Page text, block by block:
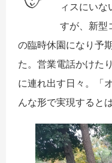
ィスにい
すが、新型
の臨時休園になり予
た。営業電話かけた
に連れ出す日々。「
んな形で実現すると